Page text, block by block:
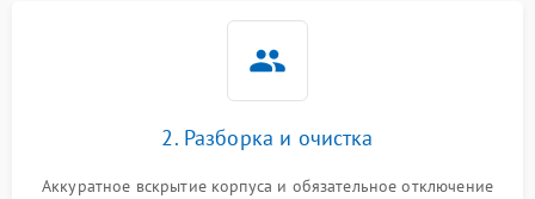
2. Разборка и очистка
Аккуратное вскрытие корпуса и обязательное отключение